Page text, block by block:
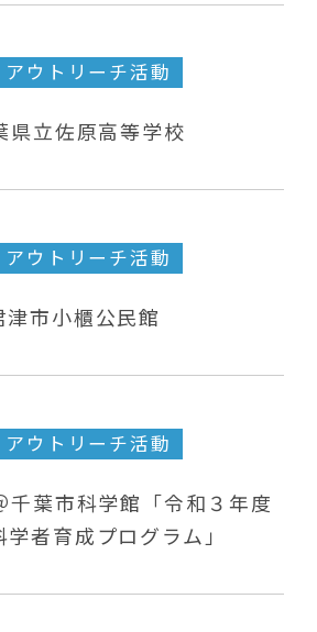
アウトリーチ活動
県立佐原高等学校
アウトリーチ活動
市小櫃公民館
アウトリーチ活動
千葉市科学館「令和３年度
者育成プログラム」